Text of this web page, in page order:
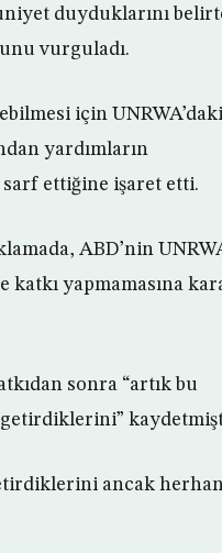
duyduklarını
vurguladı.
için UNRWA’daki
yardımların
ettiğine işaret etti.
ABD’nin
yapmamasına
sonra “artık bu
getirdiklerini”
ancak